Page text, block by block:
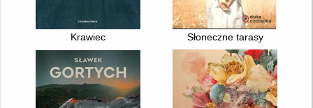
Krawiec Słoneczne tarasy